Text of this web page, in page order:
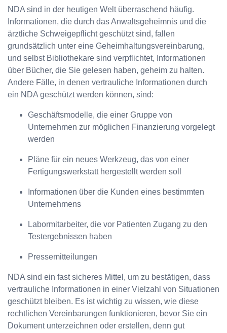
NDA sind in der heutigen Welt überraschend häufig.
Informationen, die durch das Anwaltsgeheimnis und die
ärztliche Schweigepflicht geschützt sind, fallen
grundsätzlich unter eine Geheimhaltungsvereinbarung,
und selbst Bibliothekare sind verpflichtet, Informationen
über Bücher, die Sie gelesen haben, geheim zu halten.
Andere Fälle, in denen vertrauliche Informationen durch
ein NDA geschützt werden können, sind:
Geschäftsmodelle, die einer Gruppe von
Unternehmen zur möglichen Finanzierung vorgelegt
werden
Pläne für ein neues Werkzeug, das von einer
Fertigungswerkstatt hergestellt werden soll
Informationen über die Kunden eines bestimmten
Unternehmens
Labormitarbeiter, die vor Patienten Zugang zu den
Testergebnissen haben
Pressemitteilungen
NDA sind ein fast sicheres Mittel, um zu bestätigen, dass
vertrauliche Informationen in einer Vielzahl von Situationen
geschützt bleiben. Es ist wichtig zu wissen, wie diese
rechtlichen Vereinbarungen funktionieren, bevor Sie ein
Dokument unterzeichnen oder erstellen, denn gut